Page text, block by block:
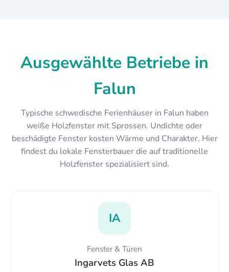
Ausgewählte Betriebe in
Falun
Typische schwedische Ferienhäuser in Falun haben
weiße Holzfenster mit Sprossen. Undichte oder
beschädigte Fenster kosten Wärme und Charakter. Hier
findest du lokale Fensterbauer die auf traditionelle
Holzfenster spezialisiert sind.
IA
Fenster & Türen
Ingarvets Glas AB